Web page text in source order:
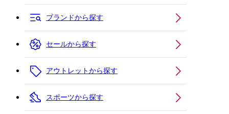
ブランドから探す
セールから探す
アウトレットから探す
スポーツから探す